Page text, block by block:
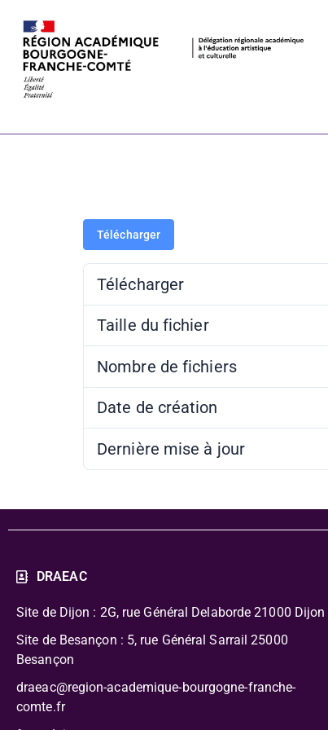
Fiche
Télécharger
Télécharger
Taille du fichier
Nombre de fichiers
Date de création
Dernière mise à jour
DRAEAC
Site de Dijon : 2G, rue Général Delaborde 21000 Dijon
Site de Besançon : 5, rue Général Sarrail 25000
Besançon
draeac@region-academique-bourgogne-franche-
comte.fr